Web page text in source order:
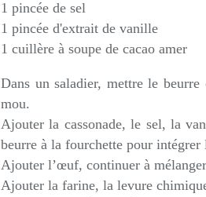
1 pincée de sel
1 pincée d'extrait de vanille
1 cuillère à soupe de cacao amer
Dans un saladier, mettre le
mou.
Ajouter la cassonade, le sel, la
beurre à la fourchette pour intégrer
Ajouter l’œuf, continuer à
Ajouter la farine, la levure